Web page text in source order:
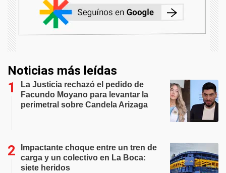
Noticias más leídas
La Justicia rechazó el pedido de
Facundo Moyano para levantar la
perimetral sobre Candela Arizaga
Impactante choque entre un tren de
carga y un colectivo en La Boca:
siete heridos